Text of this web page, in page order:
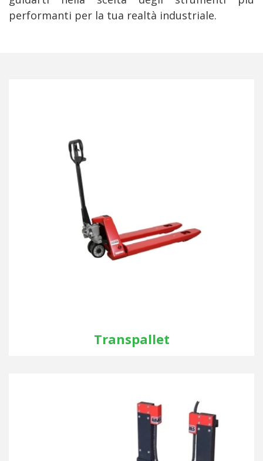
performanti per la tua realtà industriale.
Transpallet